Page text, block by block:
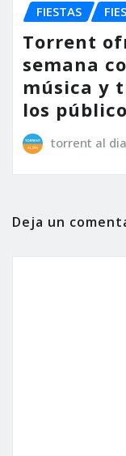
FIESTAS
Torrent
semana
música y
los
torrent al dia
Deja un